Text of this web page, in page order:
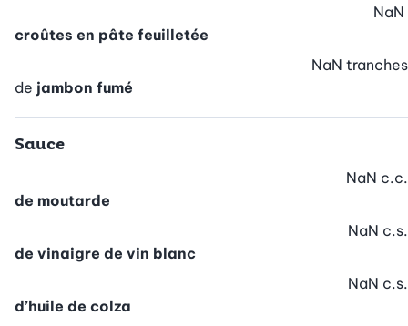
croûtes en pâte feuilletée
NaN
de jambon fumé
NaN tranches
Sauce
de moutarde
NaN c.c.
de vinaigre de vin blanc
NaN c.s.
d’huile de colza
NaN c.s.